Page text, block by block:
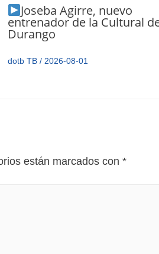
Joseba Agirre, nuevo
entrenador de la Cultural
Durango
dotb TB/ 2026-08-01
están marcados con *